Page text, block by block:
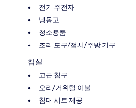
전기 주전자
냉동고
청소용품
조리 도구/접시/주방 기구
침실
고급 침구
오리/거위털 이불
침대 시트 제공